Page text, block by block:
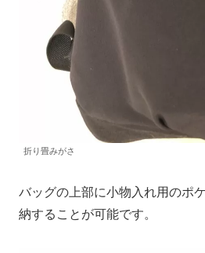
折り畳みがさ
バッグの上部に小物入れ用のポ
納することが可能です。